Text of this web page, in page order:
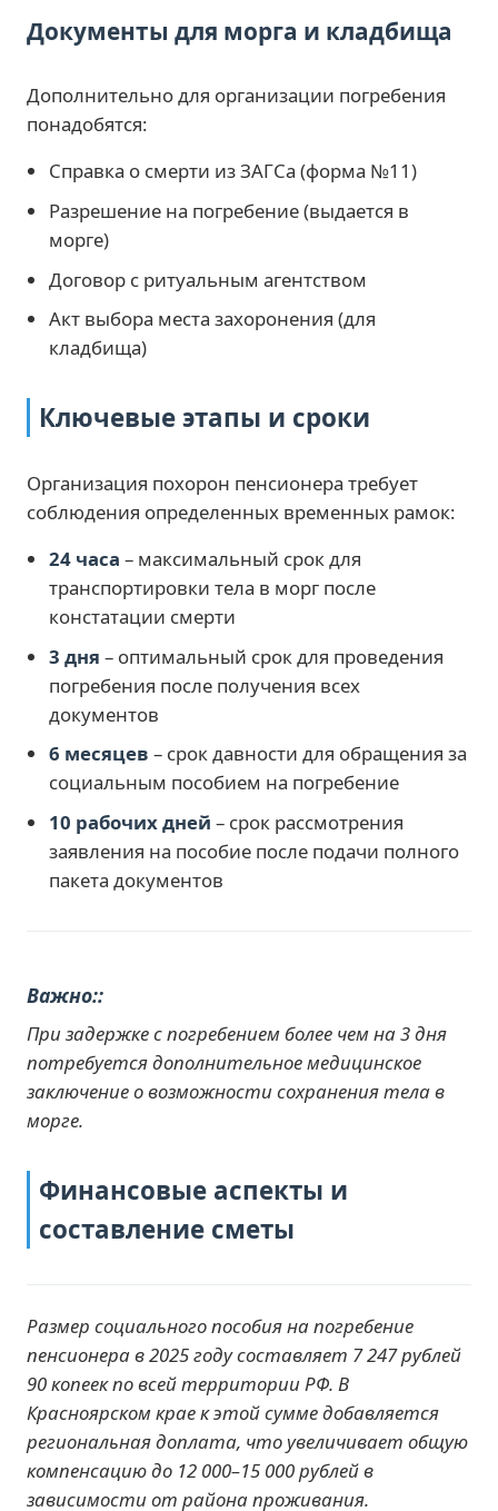
Документы для морга и кладбища
Дополнительно для организации погребения
понадобятся:
Справка о смерти из ЗАГСа (форма №11)
Разрешение на погребение (выдается в
морге)
Договор с ритуальным агентством
Акт выбора места захоронения (для
кладбища)
Ключевые этапы и сроки
Организация похорон пенсионера требует
соблюдения определенных временных рамок:
24 часа – максимальный срок для
транспортировки тела в морг после
констатации смерти
3 дня – оптимальный срок для проведения
погребения после получения всех
документов
6 месяцев – срок давности для обращения за
социальным пособием на погребение
10 рабочих дней – срок рассмотрения
заявления на пособие после подачи полного
пакета документов
Важно:
При задержке с погребением более чем на 3 дня
потребуется дополнительное медицинское
заключение о возможности сохранения тела в
морге.
Финансовые аспекты и
составление сметы
Размер социального пособия на погребение
пенсионера в 2025 году составляет 7 247 рублей
90 копеек по всей территории РФ. В
Красноярском крае к этой сумме добавляется
региональная доплата, что увеличивает общую
компенсацию до 12 000–15 000 рублей в
зависимости от района проживания.